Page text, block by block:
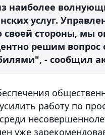
наиболее
услуг.
своей стороны, мы
решим
- сообщил
работу по
уже